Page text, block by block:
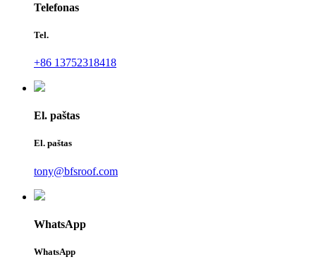
Telefonas
Tel.
+86 13752318418
El. paštas
El. paštas
tony@bfsroof.com
WhatsApp
WhatsApp